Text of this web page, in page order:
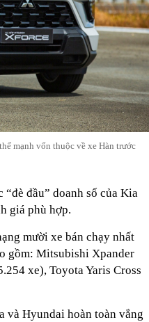
mạnh vốn thuộc về xe Hàn trước
đầu” doanh số của Kia
giá phù hợp.
mười xe bán chạy nhất
gồm: Mitsubishi Xpander
xe), Toyota Yaris Cross
và Hyundai hoàn toàn vắng